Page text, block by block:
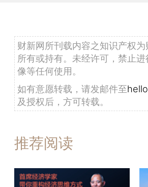
财新网所刊载内容之知识产权
所有或持有。未经许可，禁止
像等任何使用。
如有意愿转载，请发邮件至
及授权后，方可转载。
推荐阅读